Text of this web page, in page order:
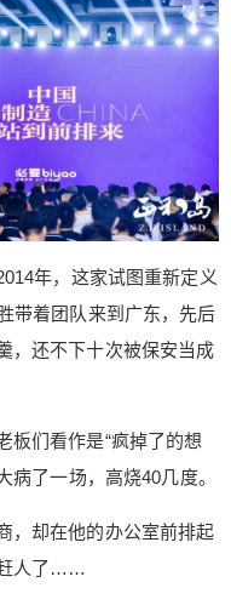
年，这家试图重新定义
带着团队来到广东，先后
，还不下十次被保安当成
板们看作是“疯掉了的想
病了一场，高烧40几度。
，却在他的办公室前排起
赶人了……
C2M（Consumer t
）的模式。 这种模
买到Burberry 品质
耐克品质的运动
丽品质的旅行箱。
玻尿酸面膜只需7
集团旗下企业出品
镜店需要5000元+
出奇迹，背后有玄
，毕胜的模式到底
以前，一件商品是
中间环节太多，商
块而已。 而毕胜发
过必要的平台直连
十分之一，就能买
件产品的制造商，